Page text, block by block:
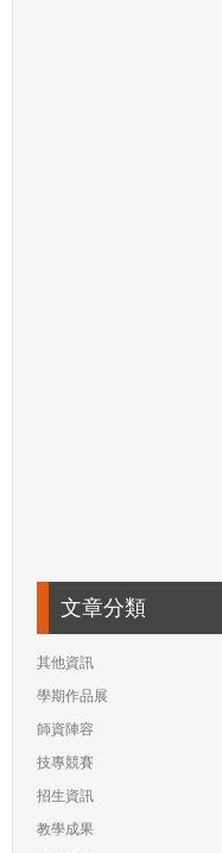
文章分類
其他資訊
學期作品展
師資陣容
技專競賽
招生資訊
教學成果